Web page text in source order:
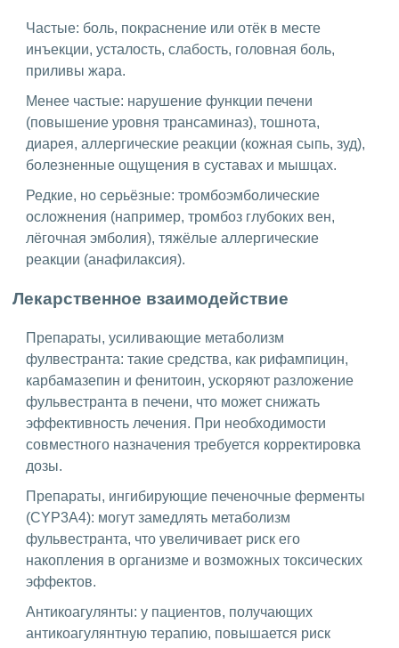
Частые: боль, покраснение или отёк в месте
инъекции, усталость, слабость, головная боль,
приливы жара.
Менее частые: нарушение функции печени
(повышение уровня трансаминаз), тошнота,
диарея, аллергические реакции (кожная сыпь, зуд),
болезненные ощущения в суставах и мышцах.
Редкие, но серьёзные: тромбоэмболические
осложнения (например, тромбоз глубоких вен,
лёгочная эмболия), тяжёлые аллергические
реакции (анафилаксия).
Лекарственное взаимодействие
Препараты, усиливающие метаболизм
фулвестранта: такие средства, как рифампицин,
карбамазепин и фенитоин, ускоряют разложение
фульвестранта в печени, что может снижать
эффективность лечения. При необходимости
совместного назначения требуется корректировка
дозы.
Препараты, ингибирующие печеночные ферменты
(CYP3A4): могут замедлять метаболизм
фульвестранта, что увеличивает риск его
накопления в организме и возможных токсических
эффектов.
Антикоагулянты: у пациентов, получающих
антикоагулянтную терапию, повышается риск